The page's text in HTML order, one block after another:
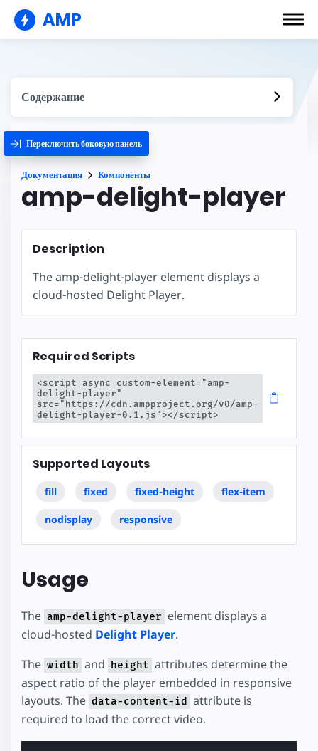
AMP
Содержание
Переключить боковую панель
Документация Компоненты
amp-delight-player
Description
The amp-delight-player element displays a
cloud-hosted Delight Player.
Required Scripts
<script async custom-element="amp-
delight-player"
src="https://cdn.ampproject.org/v0/amp-
delight-player-0.1.js"></script>
Supported Layouts
fill fixed fixed-height flex-item
nodisplay responsive
Usage
The amp-delight-player element displays a
cloud-hosted Delight Player.
The width and height attributes determine the
aspect ratio of the player embedded in responsive
layouts. The data-content-id
attribute is
required to load the correct video.